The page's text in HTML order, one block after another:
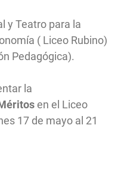
y Teatro para la
( Liceo Rubino)
Pedagógica).
la
en el Liceo
17 de mayo al 21